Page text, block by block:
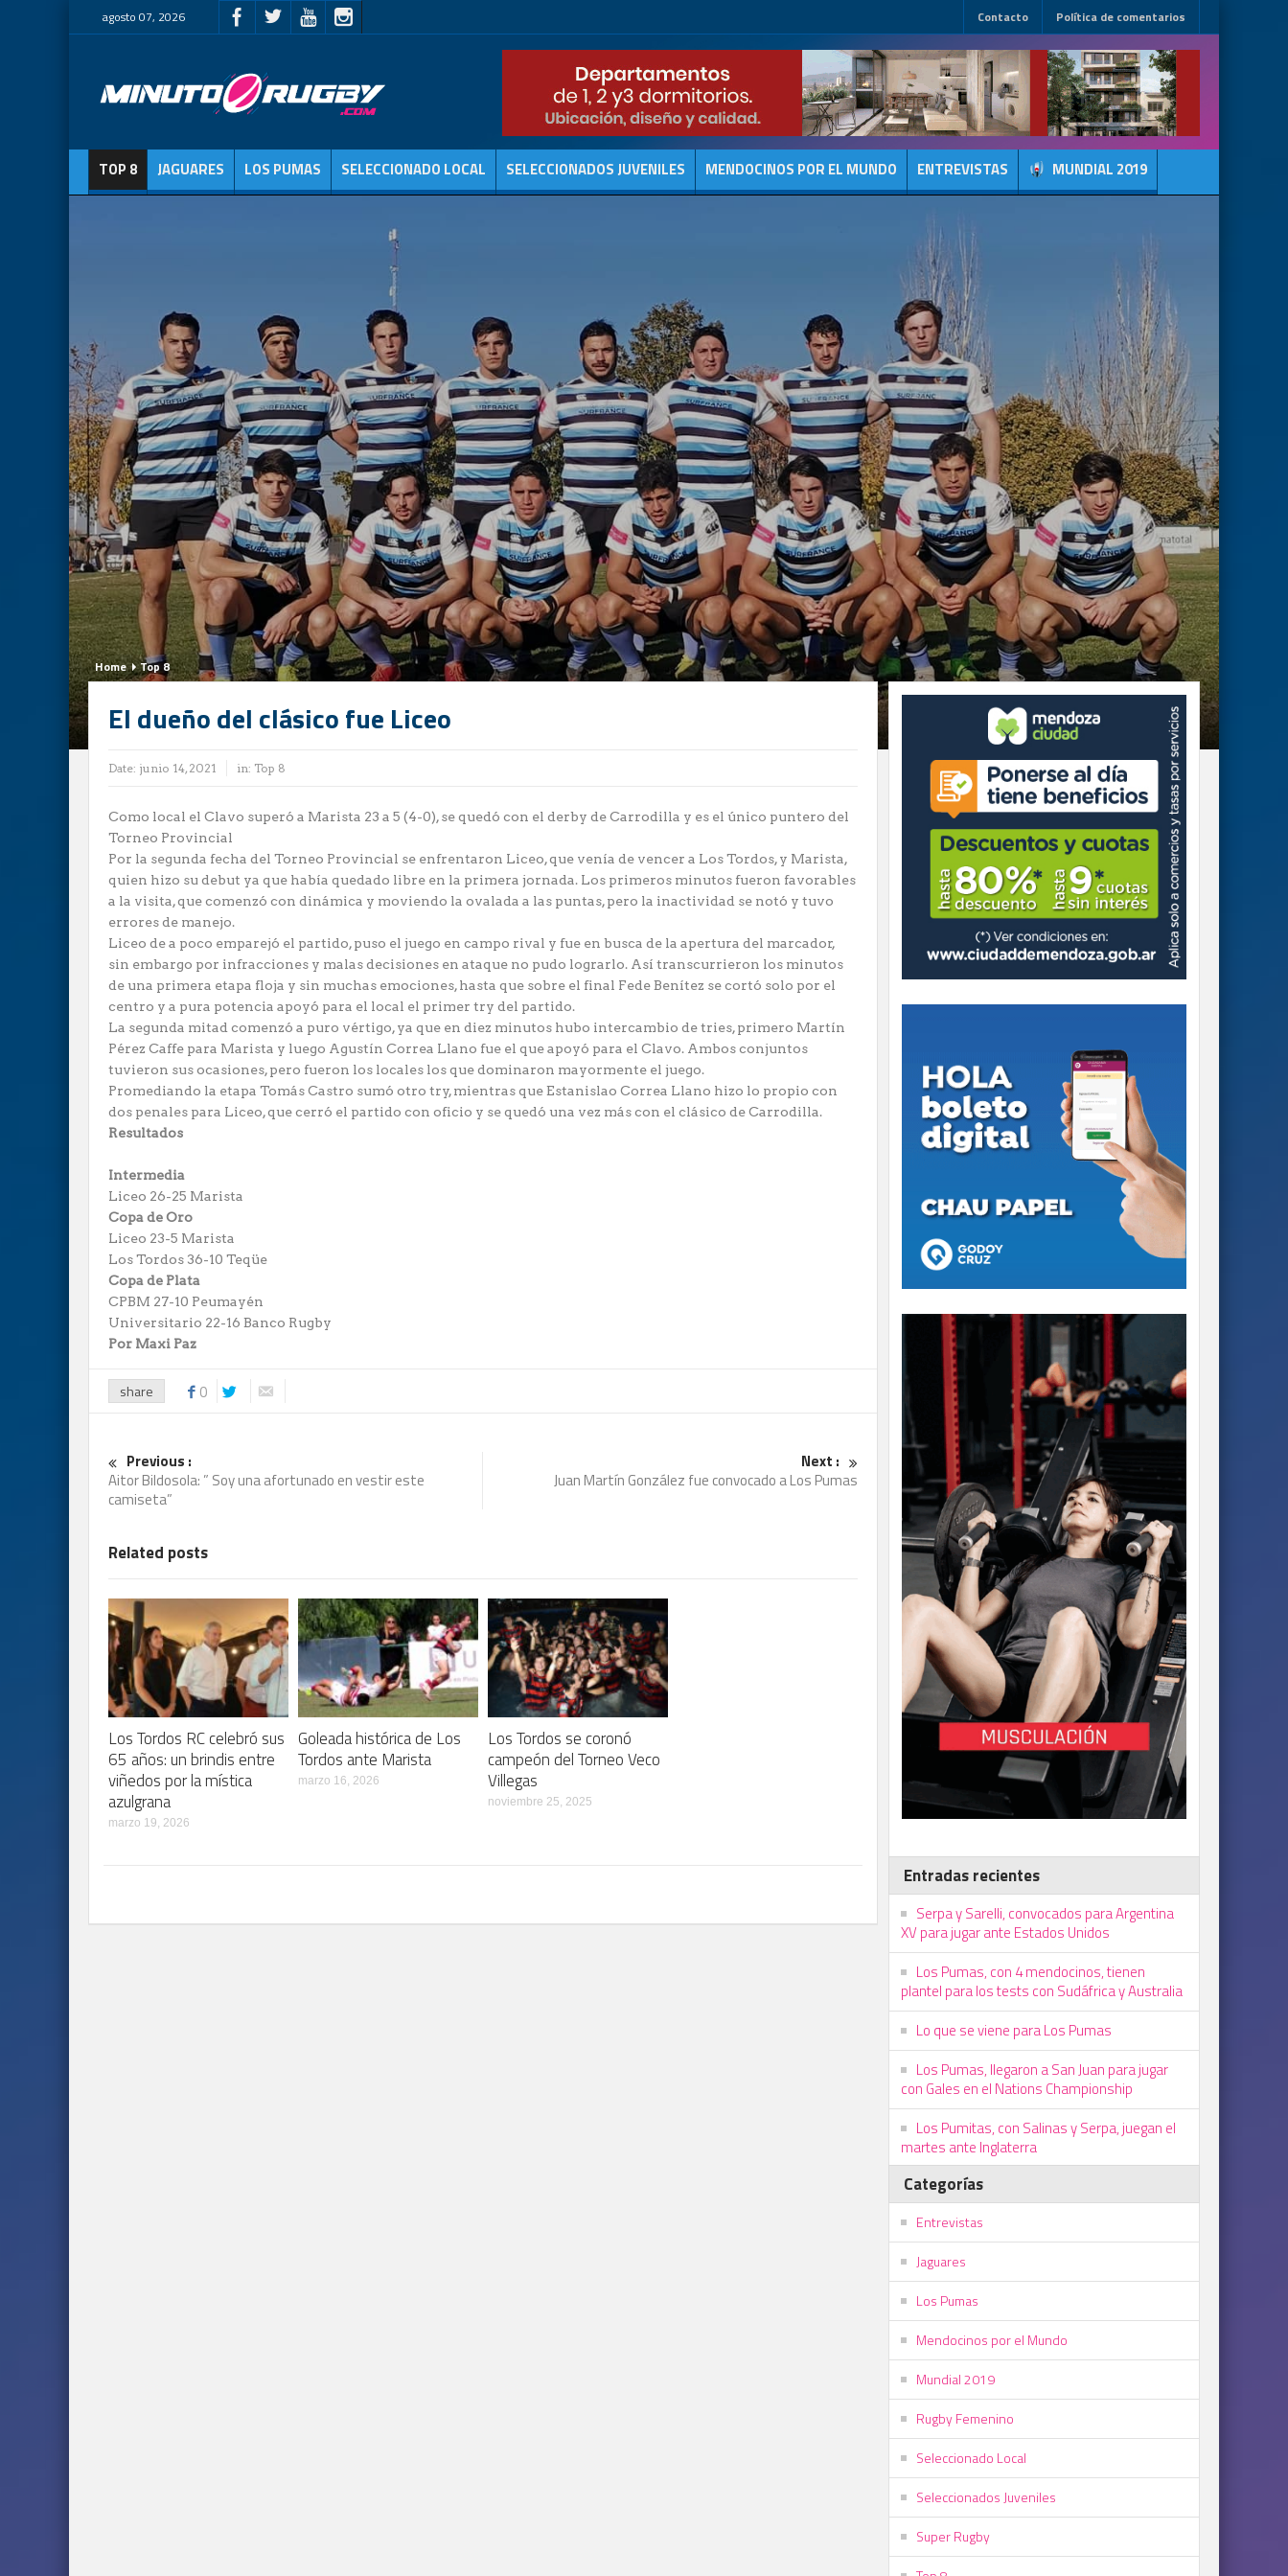
agosto 07, 2026 Contacto Política de comentarios
TOP 8 JAGUARES LOS PUMAS SELECCIONADO LOCAL SELECCIONADOS JUVENILES MENDOCINOS POR EL MUNDO ENTREVISTAS MUNDIAL 2019
Home Top 8
El dueño del clásico fue Liceo
Date: junio 14, 2021 in: Top 8
Como local el Clavo superó a Marista 23 a 5 (4-0), se quedó con el derby de Carrodilla y es el único puntero del
Torneo Provincial
Por la segunda fecha del Torneo Provincial se enfrentaron Liceo, que venía de vencer a Los Tordos, y Marista,
quien hizo su debut ya que había quedado libre en la primera jornada. Los primeros minutos fueron favorables
a la visita, que comenzó con dinámica y moviendo la ovalada a las puntas, pero la inactividad se notó y tuvo
errores de manejo.
Liceo de a poco emparejó el partido, puso el juego en campo rival y fue en busca de la apertura del marcador,
sin embargo por infracciones y malas decisiones en ataque no pudo lograrlo. Así transcurrieron los minutos
de una primera etapa floja y sin muchas emociones, hasta que sobre el final Fede Benítez se cortó solo por el
centro y a pura potencia apoyó para el local el primer try del partido.
La segunda mitad comenzó a puro vértigo, ya que en diez minutos hubo intercambio de tries, primero Martín
Pérez Caffe para Marista y luego Agustín Correa Llano fue el que apoyó para el Clavo. Ambos conjuntos
tuvieron sus ocasiones, pero fueron los locales los que dominaron mayormente el juego.
Promediando la etapa Tomás Castro sumó otro try, mientras que Estanislao Correa Llano hizo lo propio con
dos penales para Liceo, que cerró el partido con oficio y se quedó una vez más con el clásico de Carrodilla.
Resultados
Intermedia
Liceo 26-25 Marista
Copa de Oro
Liceo 23-5 Marista
Los Tordos 36-10 Teqüe
Copa de Plata
CPBM 27-10 Peumayén
Universitario 22-16 Banco Rugby
Por Maxi Paz
share 0
Previous :
Aitor Bildosola: ” Soy una afortunado en vestir este
camiseta”
Next :
Juan Martín González fue convocado a Los Pumas
Related posts
Los Tordos RC celebró sus
65 años: un brindis entre
viñedos por la mística
azulgrana
marzo 19, 2026
Goleada histórica de Los
Tordos ante Marista
marzo 16, 2026
Los Tordos se coronó
campeón del Torneo Veco
Villegas
noviembre 25, 2025
Entradas recientes
Serpa y Sarelli, convocados para Argentina
XV para jugar ante Estados Unidos
Los Pumas, con 4 mendocinos, tienen
plantel para los tests con Sudáfrica y Australia
Lo que se viene para Los Pumas
Los Pumas, llegaron a San Juan para jugar
con Gales en el Nations Championship
Los Pumitas, con Salinas y Serpa, juegan el
martes ante Inglaterra
Categorías
Entrevistas
Jaguares
Los Pumas
Mendocinos por el Mundo
Mundial 2019
Rugby Femenino
Seleccionado Local
Seleccionados Juveniles
Super Rugby